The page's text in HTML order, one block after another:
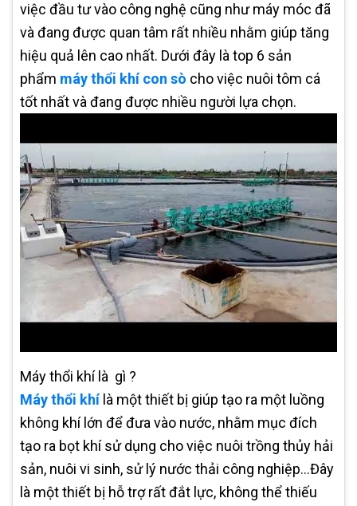
việc đầu tư vào công nghệ cũng như máy móc đã
và đang được quan tâm rất nhiều nhằm giúp tăng
hiệu quả lên cao nhất. Dưới đây là top 6 sản
phẩm máy thổi khí con sò cho việc nuôi tôm cá
tốt nhất và đang được nhiều người lựa chọn.
Máy thổi khí là gì ?
Máy thổi khílà một thiết bị giúp tạo ra một luồng
không khí lớn để đưa vào nước, nhằm mục đích
tạo ra bọt khí sử dụng cho việc nuôi trồng thủy hải
sản, nuôi vi sinh, sử lý nước thải công nghiệp…Đây
là một thiết bị hỗ trợ rất đắt lực, không thể thiếu